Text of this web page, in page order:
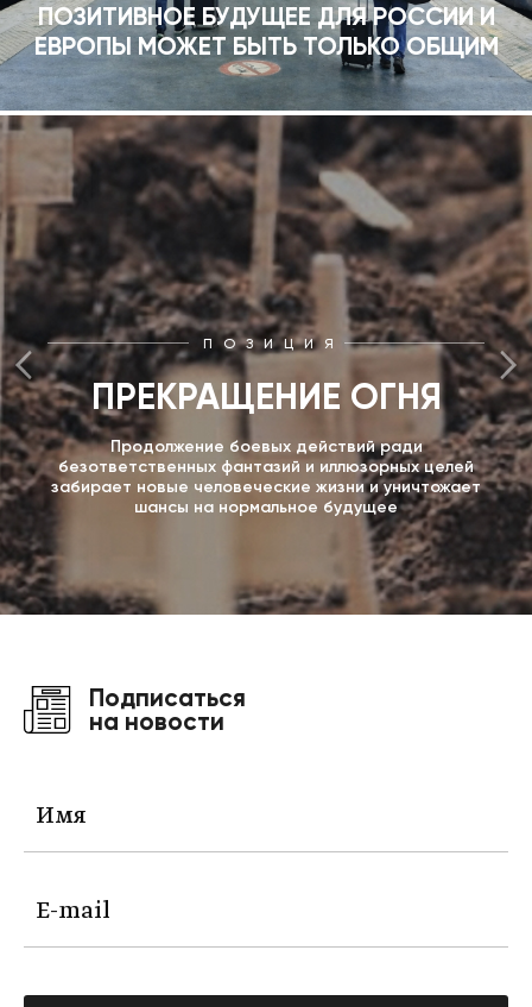
ПОЗИТИВНОЕ БУДУЩЕЕ ДЛЯ РОССИИ И
ЕВРОПЫ МОЖЕТ БЫТЬ ТОЛЬКО ОБЩИМ
ПОЗИЦИЯ
ПРЕКРАЩЕНИЕ ОГНЯ
Продолжение боевых действий ради
безответственных фантазий и иллюзорных целей
забирает новые человеческие жизни и уничтожает
шансы на нормальное будущее
Подписаться
на новости